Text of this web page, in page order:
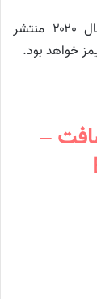
طبق گفته سازندگان بازی Chivalry II اوایل سال ۲۰۲۰ منتشر
خواهد بود.
–